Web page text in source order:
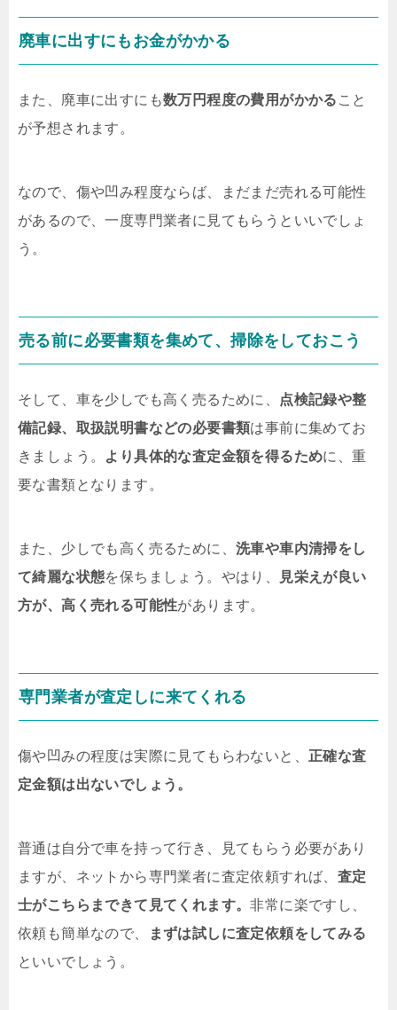
廃車に出すにもお金がかかる
また、廃車に出すにも数万円程度の費用がかかる こと
が予想されます。
なので、傷や凹み程度ならば、まだまだ売れる可能性
があるので、一度専門業者に見てもらうといいでしょ
う。
売る前に必要書類を集めて、掃除をしておこう
そして、車を少しでも高く売るために、
点検記録や整
備記録、取扱説明書などの必要書類は事前に集めてお
きましょう。 より具体的な査定金額を得るために、重
要な書類となります。
また、少しでも高く売るために、 洗車や車内清掃をし
て綺麗な状態を保ちましょう。やはり、
見栄えが良い
方が、高く売れる可能性があります。
専門業者が査定しに来てくれる
傷や凹みの程度は実際に見てもらわないと、 正確な査
定金額は出ないでしょう。
普通は自分で車を持って行き、見てもらう必要があり
ますが、ネットから専門業者に査定依頼すれば、 査定
士がこちらまできて見てくれます。非常に楽ですし、
依頼も簡単なので、
まずは試しに査定依頼をしてみる
といいでしょう。